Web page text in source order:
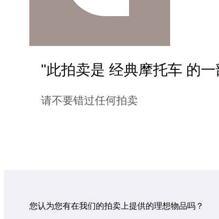
"此拍卖是 经典摩托车 的
请不要错过任何拍卖
您认为您有在我们的拍卖上提供的理想物品吗？